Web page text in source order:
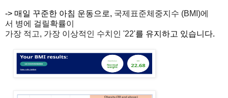
-> 매일 꾸준한 아침 운동으로, 국제표준체중지수 (BMI)에
서 병에 걸릴확률이
가장 적고, 가장 이상적인 수치인 '22'를 유지하고 있습니다.